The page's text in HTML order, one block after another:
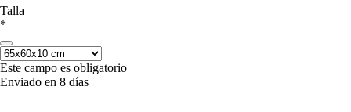
Talla
*
Este campo es obligatorio
Enviado en 8 días